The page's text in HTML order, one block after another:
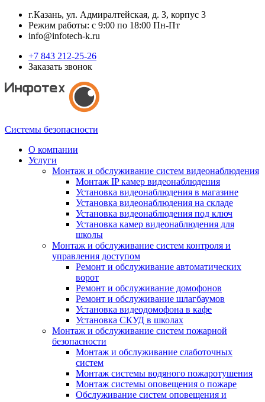
г.Казань, ул. Адмиралтейская, д. 3, корпус 3
Режим работы: с 9:00 по 18:00 Пн-Пт
info@infotech-k.ru
+7 843 212-25-26
Заказать звонок
Системы безопасности
О компании
Услуги
Монтаж и обслуживание систем видеонаблюдения
Монтаж IP камер видеонаблюдения
Установка видеонаблюдения в магазине
Установка видеонаблюдения на складе
Установка видеонаблюдения под ключ
Установка камер видеонаблюдения для
школы
Монтаж и обслуживание систем контроля и
управления доступом
Ремонт и обслуживание автоматических
ворот
Ремонт и обслуживание домофонов
Ремонт и обслуживание шлагбаумов
Установка видеодомофона в кафе
Установка СКУД в школах
Монтаж и обслуживание систем пожарной
безопасности
Монтаж и обслуживание слаботочных
систем
Монтаж системы водяного пожаротушения
Монтаж системы оповещения о пожаре
Обслуживание систем оповещения и